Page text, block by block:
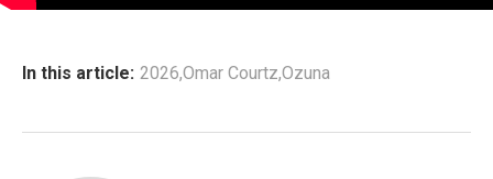
In this article: 2026,Omar Courtz,Ozuna